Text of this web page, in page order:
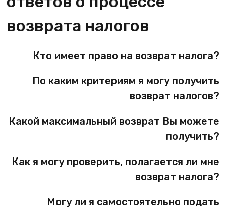
возврата налогов
Кто имеет право на возврат налога?
По каким критериям я могу получить
возврат налогов?
Какой максимальный возврат Вы можете
получить?
Как я могу проверить, полагается ли мне
возврат налога?
Могу ли я самостоятельно подать